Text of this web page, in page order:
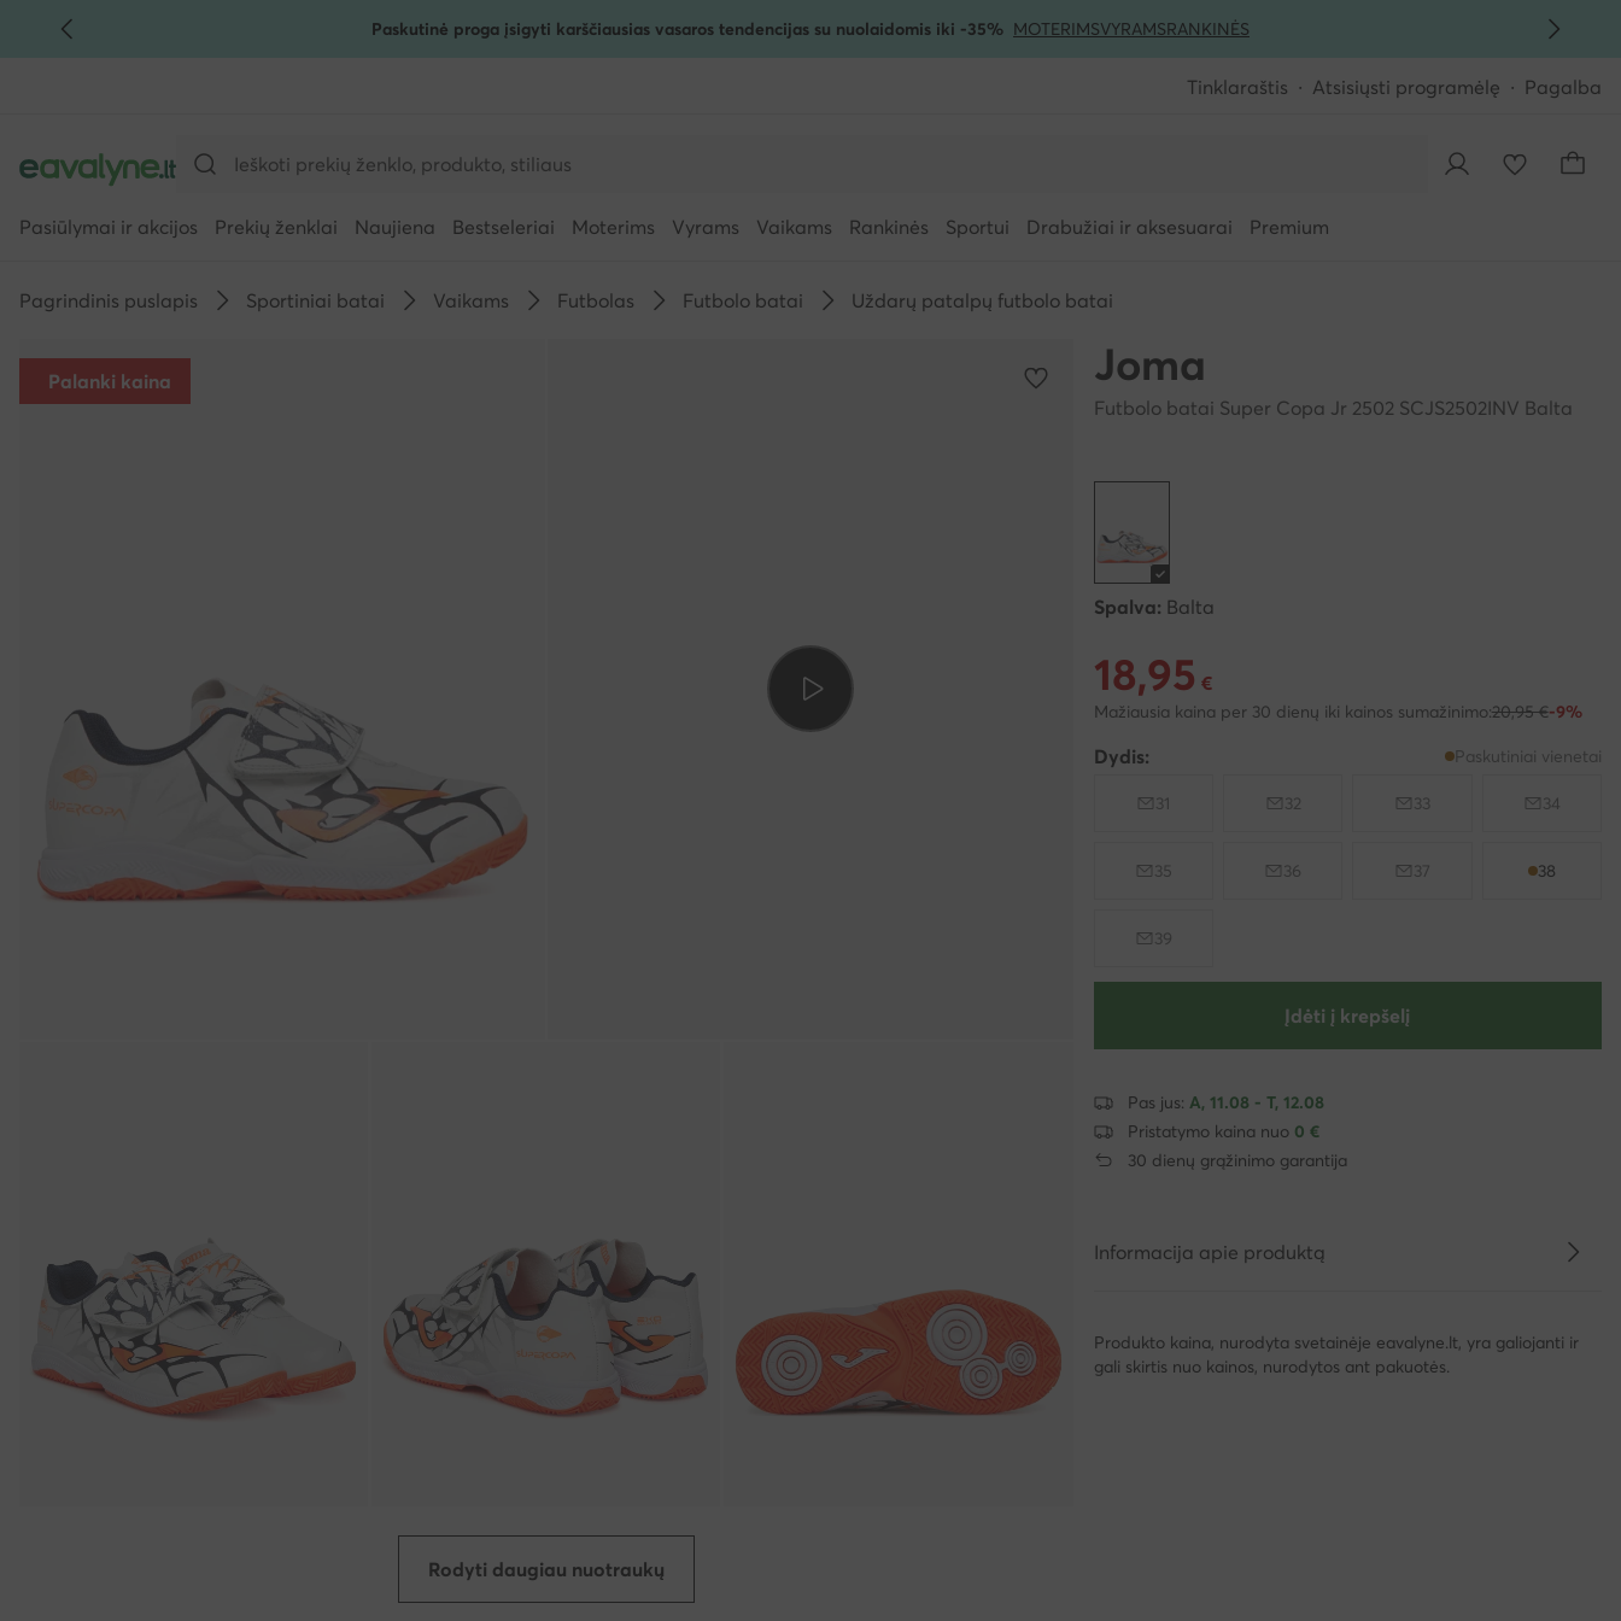
PEREITI PRIE PAGRINDINIO TURINIOPaskutinė proga įsigyti karščiausias vasaros tendencijas su nuolaidomis iki -35% MOTERIMSVYRAMSRANKINĖS
Tinklaraštis Atsisiųsti programėlę Pagalba
Pasiūlymai ir akcijos Prekių ženklai Naujiena Bestseleriai Moterims Vyrams Vaikams Rankinės Sportui Drabužiai ir aksesuarai Premium
Pagrindinis puslapis Sportiniai batai Vaikams Futbolas Futbolo batai Uždarų patalpų futbolo batai
Rodyti daugiau nuotraukų
Palanki kaina Joma
Futbolo batai Super Copa Jr 2502 SCJS2502INV Balta
Spalva: Balta
Dabartinė kaina 18,95 €
18,95 €
Mažiausia kaina per 30 dienų iki kainos sumažinimo:20,95 €-9%
Dydis: Paskutiniai vienetai
31 32 33 34
35 36 37 38
39
Įdėti į krepšelį
Pas jus: A, 11.08 - T, 12.08
Pristatymo kaina nuo 0 €
30 dienų grąžinimo garantija
Informacija apie produktą
Produkto kaina, nurodyta svetainėje eavalyne.lt, yra galiojanti ir
gali skirtis nuo kainos, nurodytos ant pakuotės.